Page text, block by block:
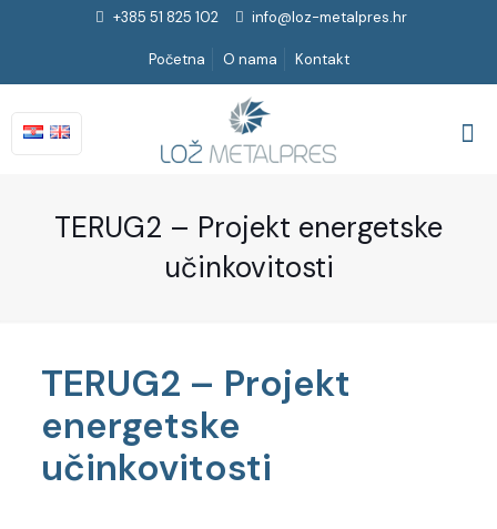
+385 51 825 102 info@loz-metalpres.hr
Početna O nama Kontakt
TERUG2 – Projekt energetske
učinkovitosti
TERUG2 – Projekt
energetske
učinkovitosti